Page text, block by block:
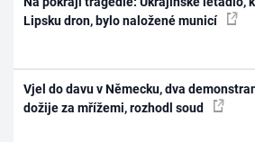
Lipsku dron, bylo naložené municí
Vjel do davu v Německu, dva
dožije za mřížemi, rozhodl soud